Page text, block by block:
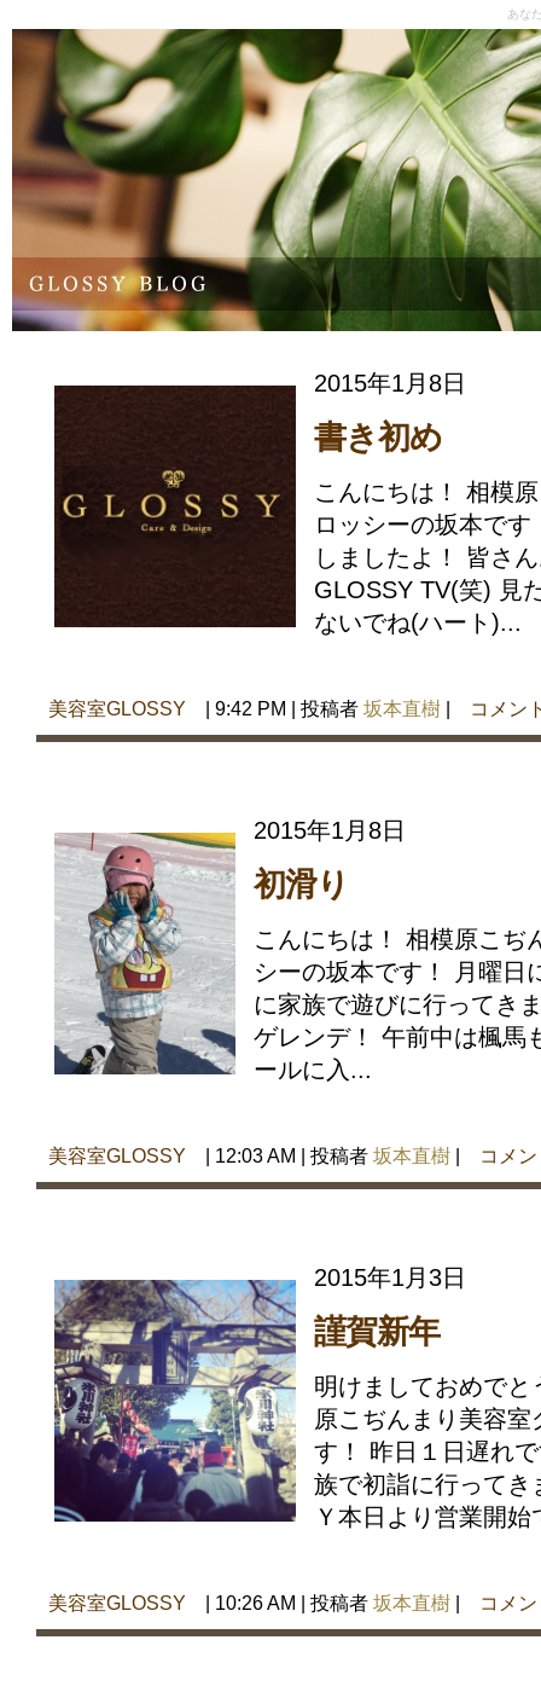
あな
2015年1月8日
書き初め
こんにちは！ 相模
ロッシーの坂本で
しましたよ！ 皆さ
GLOSSY TV(笑) 見
ないでね(ハート)...
美容室GLOSSY | 9:42 PM | 投稿者 坂本直樹 | コメン
2015年1月8日
初滑り
こんにちは！ 相模原こぢ
シーの坂本です！ 月曜日
に家族で遊びに行ってき
ゲレンデ！ 午前中は楓馬
ールに入...
美容室GLOSSY | 12:03 AM | 投稿者 坂本直樹 | コメ
2015年1月3日
謹賀新年
明けましておめで
原こぢんまり美容
す！ 昨日１日遅れ
族で初詣に行って
Ｙ本日より営業開始
美容室GLOSSY | 10:26 AM | 投稿者 坂本直樹 | コメ